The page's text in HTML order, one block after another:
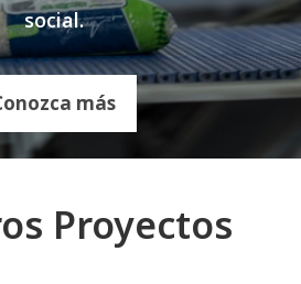
social.
más
Proyectos